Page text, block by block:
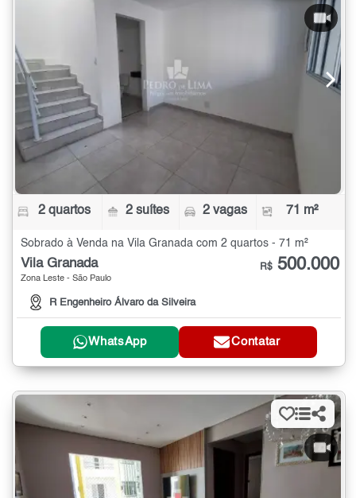
2 quartos 2 suítes 2 vagas 71 m²
Sobrado à Venda na Vila Granada com 2 quartos - 71 m²
Vila Granada
Zona Leste - São Paulo
R Engenheiro Álvaro da Silveira
R$ 500.000
WhatsApp Contatar